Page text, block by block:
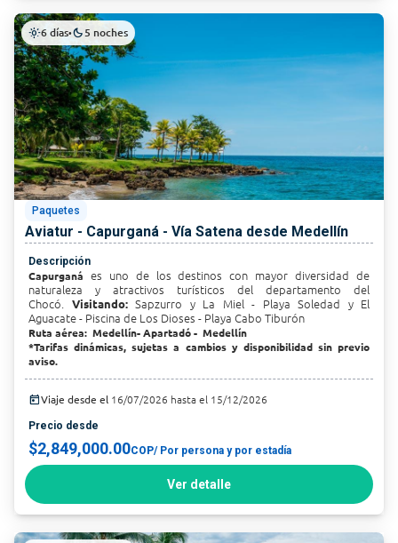
light_mode6 días•dark_mode5 noches
Paquetes
Aviatur - Capurganá - Vía Satena desde Medellín
Descripción
Capurganá es uno de los destinos con mayor diversidad de
naturaleza y atractivos turísticos del departamento del
Chocó. Visitando: Sapzurro y La Miel - Playa Soledad y El
Aguacate - Piscina de Los Dioses - Playa Cabo Tiburón
Ruta aérea: Medellín- Apartadó - Medellín
*Tarifas dinámicas, sujetas a cambios y disponibilidad sin previo
aviso.
todayViaje desde el 16/07/2026 hasta el 15/12/2026
Precio desde
$2,849,000.00COP/ Por persona y por estadía
Ver detalle